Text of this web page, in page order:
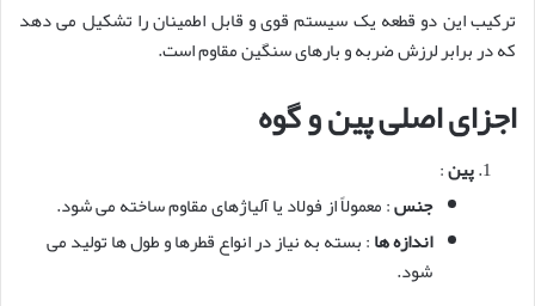
ترکیب این دو قطعه یک سیستم قوی و قابل اطمینان را تشکیل می دهد
که در برابر لرزش ضربه و بارهای سنگین مقاوم است.
اجزای اصلی پین و گوه
پین:
جنس: معمولاً از فولاد یا آلیاژهای مقاوم ساخته می شود.
اندازه ها: بسته به نیاز در انواع قطرها و طول ها تولید می
شود.